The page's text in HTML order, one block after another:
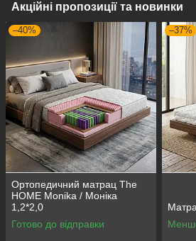
Акційні пропозиції та новинки
–40%
Ортопедичний матрац The
HOME Monika / Моніка
1,2*2,0
Готово до відправки
–37%